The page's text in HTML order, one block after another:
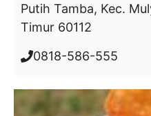
Putih Tamba, Kec.
Timur 60112
0818-586-555